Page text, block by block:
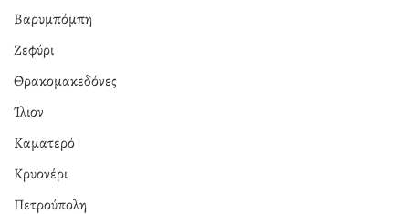
Βαρυμπόμπη
Ζεφύρι
Θρακομακεδόνες
Ίλιον
Καματερό
Κρυονέρι
Πετρούπολη